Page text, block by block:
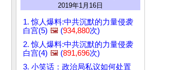
2019年1月16日
1. 惊人爆料:中共沉默的力量侵袭
白宫(5) 🖼️ (934,880次)
2. 惊人爆料:中共沉默的力量侵袭
白宫(4) 🖼️ (891,696次)
3. 小笑话：政治局私议如何处置